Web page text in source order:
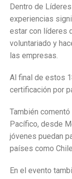
Dentro de
experiencias
estar con líderes
voluntariado y
las empresas.
Al final de estos
certificación por
También
Pacífico, desde
jóvenes puedan
países como
En el evento